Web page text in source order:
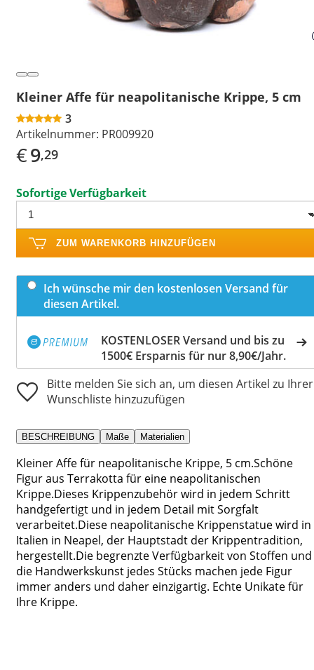
Kleiner Affe für neapolitanische Krippe, 5 cm
3
Artikelnummer: PR009920
€9,29
Sofortige Verfügbarkeit
ZUM WARENKORB HINZUFÜGEN
Ich wünsche mir den kostenlosen Versand für
diesen Artikel.
KOSTENLOSER Versand und bis zu
1500€ Ersparnis für nur 8,90€/Jahr.
Bitte melden Sie sich an, um diesen Artikel zu Ihrer
Wunschliste hinzuzufügen
BESCHREIBUNG Maße Materialien
Kleiner Affe für neapolitanische Krippe, 5 cm.Schöne
Figur aus Terrakotta für eine neapolitanischen
Krippe.Dieses Krippenzubehör wird in jedem Schritt
handgefertigt und in jedem Detail mit Sorgfalt
verarbeitet.Diese neapolitanische Krippenstatue wird in
Italien in Neapel, der Hauptstadt der Krippentradition,
hergestellt.Die begrenzte Verfügbarkeit von Stoffen und
die Handwerkskunst jedes Stücks machen jede Figur
immer anders und daher einzigartig. Echte Unikate für
Ihre Krippe.